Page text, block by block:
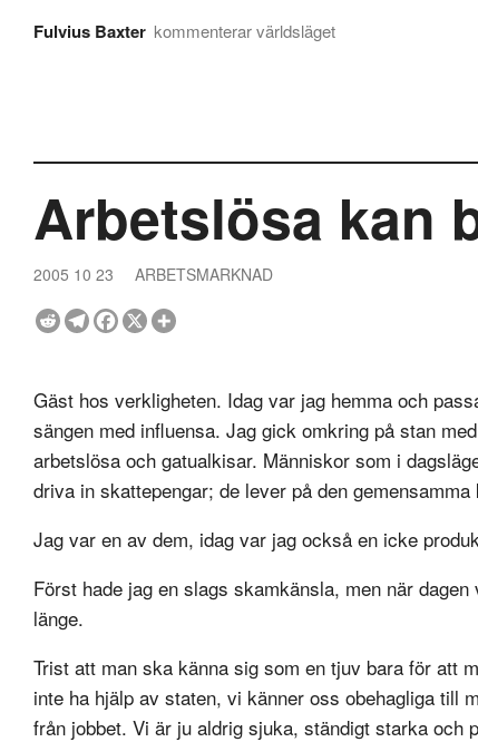
Fulvius Baxter kommenterar världsläget
Arbetslösa kan
2005 10 23 ARBETSMARKNAD
Gäst hos verkligheten. Idag var jag hemma och
sängen med influensa. Jag gick omkring på stan
arbetslösa och gatualkisar. Människor som i
driva in skattepengar; de lever på den gemensamma
Jag var en av dem, idag var jag också en icke
Först hade jag en slags skamkänsla, men när
länge.
Trist att man ska känna sig som en tjuv bara för att
inte ha hjälp av staten, vi känner oss obehagliga till
från jobbet. Vi är ju aldrig sjuka, ständigt starka och